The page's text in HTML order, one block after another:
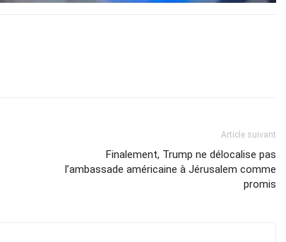
Article suivant
Finalement, Trump ne délocalise pas
l’ambassade américaine à Jérusalem comme
promis